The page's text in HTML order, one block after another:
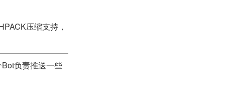
压缩支持，
负责推送一些